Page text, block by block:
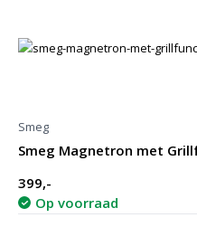
Smeg
Smeg Magnetron met
399,-
Op voorraad